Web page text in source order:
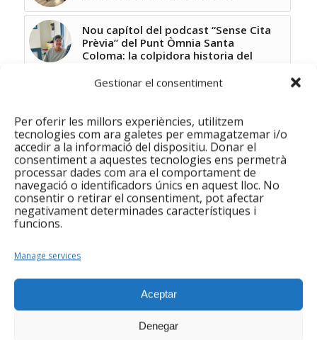
Gestionar el consentiment
Per oferir les millors experiències, utilitzem
tecnologies com ara galetes per emmagatzemar i/o
accedir a la informació del dispositiu. Donar el
consentiment a aquestes tecnologies ens permetrà
processar dades com ara el comportament de
navegació o identificadors únics en aquest lloc. No
consentir o retirar el consentiment, pot afectar
negativament determinades característiques i
funcions.
Manage services
Aceptar
Denegar
Nou capítol del podcast “Sense Cita
Prèvia” del Punt Òmnia Santa
Coloma: la colpidora historia del
“Sense cita prèvia”
El podcast d’Integramenet, ‘Sense
cita prèvia’, dedica un episodi a Sant
Jordi 2022
Nou capítol del pòdcast del Punt
0